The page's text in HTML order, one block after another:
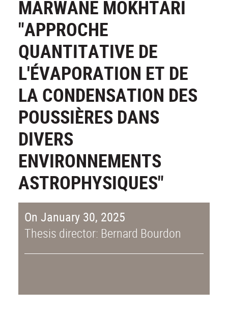
MARWANE MOKHTARI
"APPROCHE
QUANTITATIVE DE
L'ÉVAPORATION ET DE
LA CONDENSATION DES
POUSSIÈRES DANS
DIVERS
ENVIRONNEMENTS
ASTROPHYSIQUES"
On January 30, 2025
Thesis director: Bernard Bourdon